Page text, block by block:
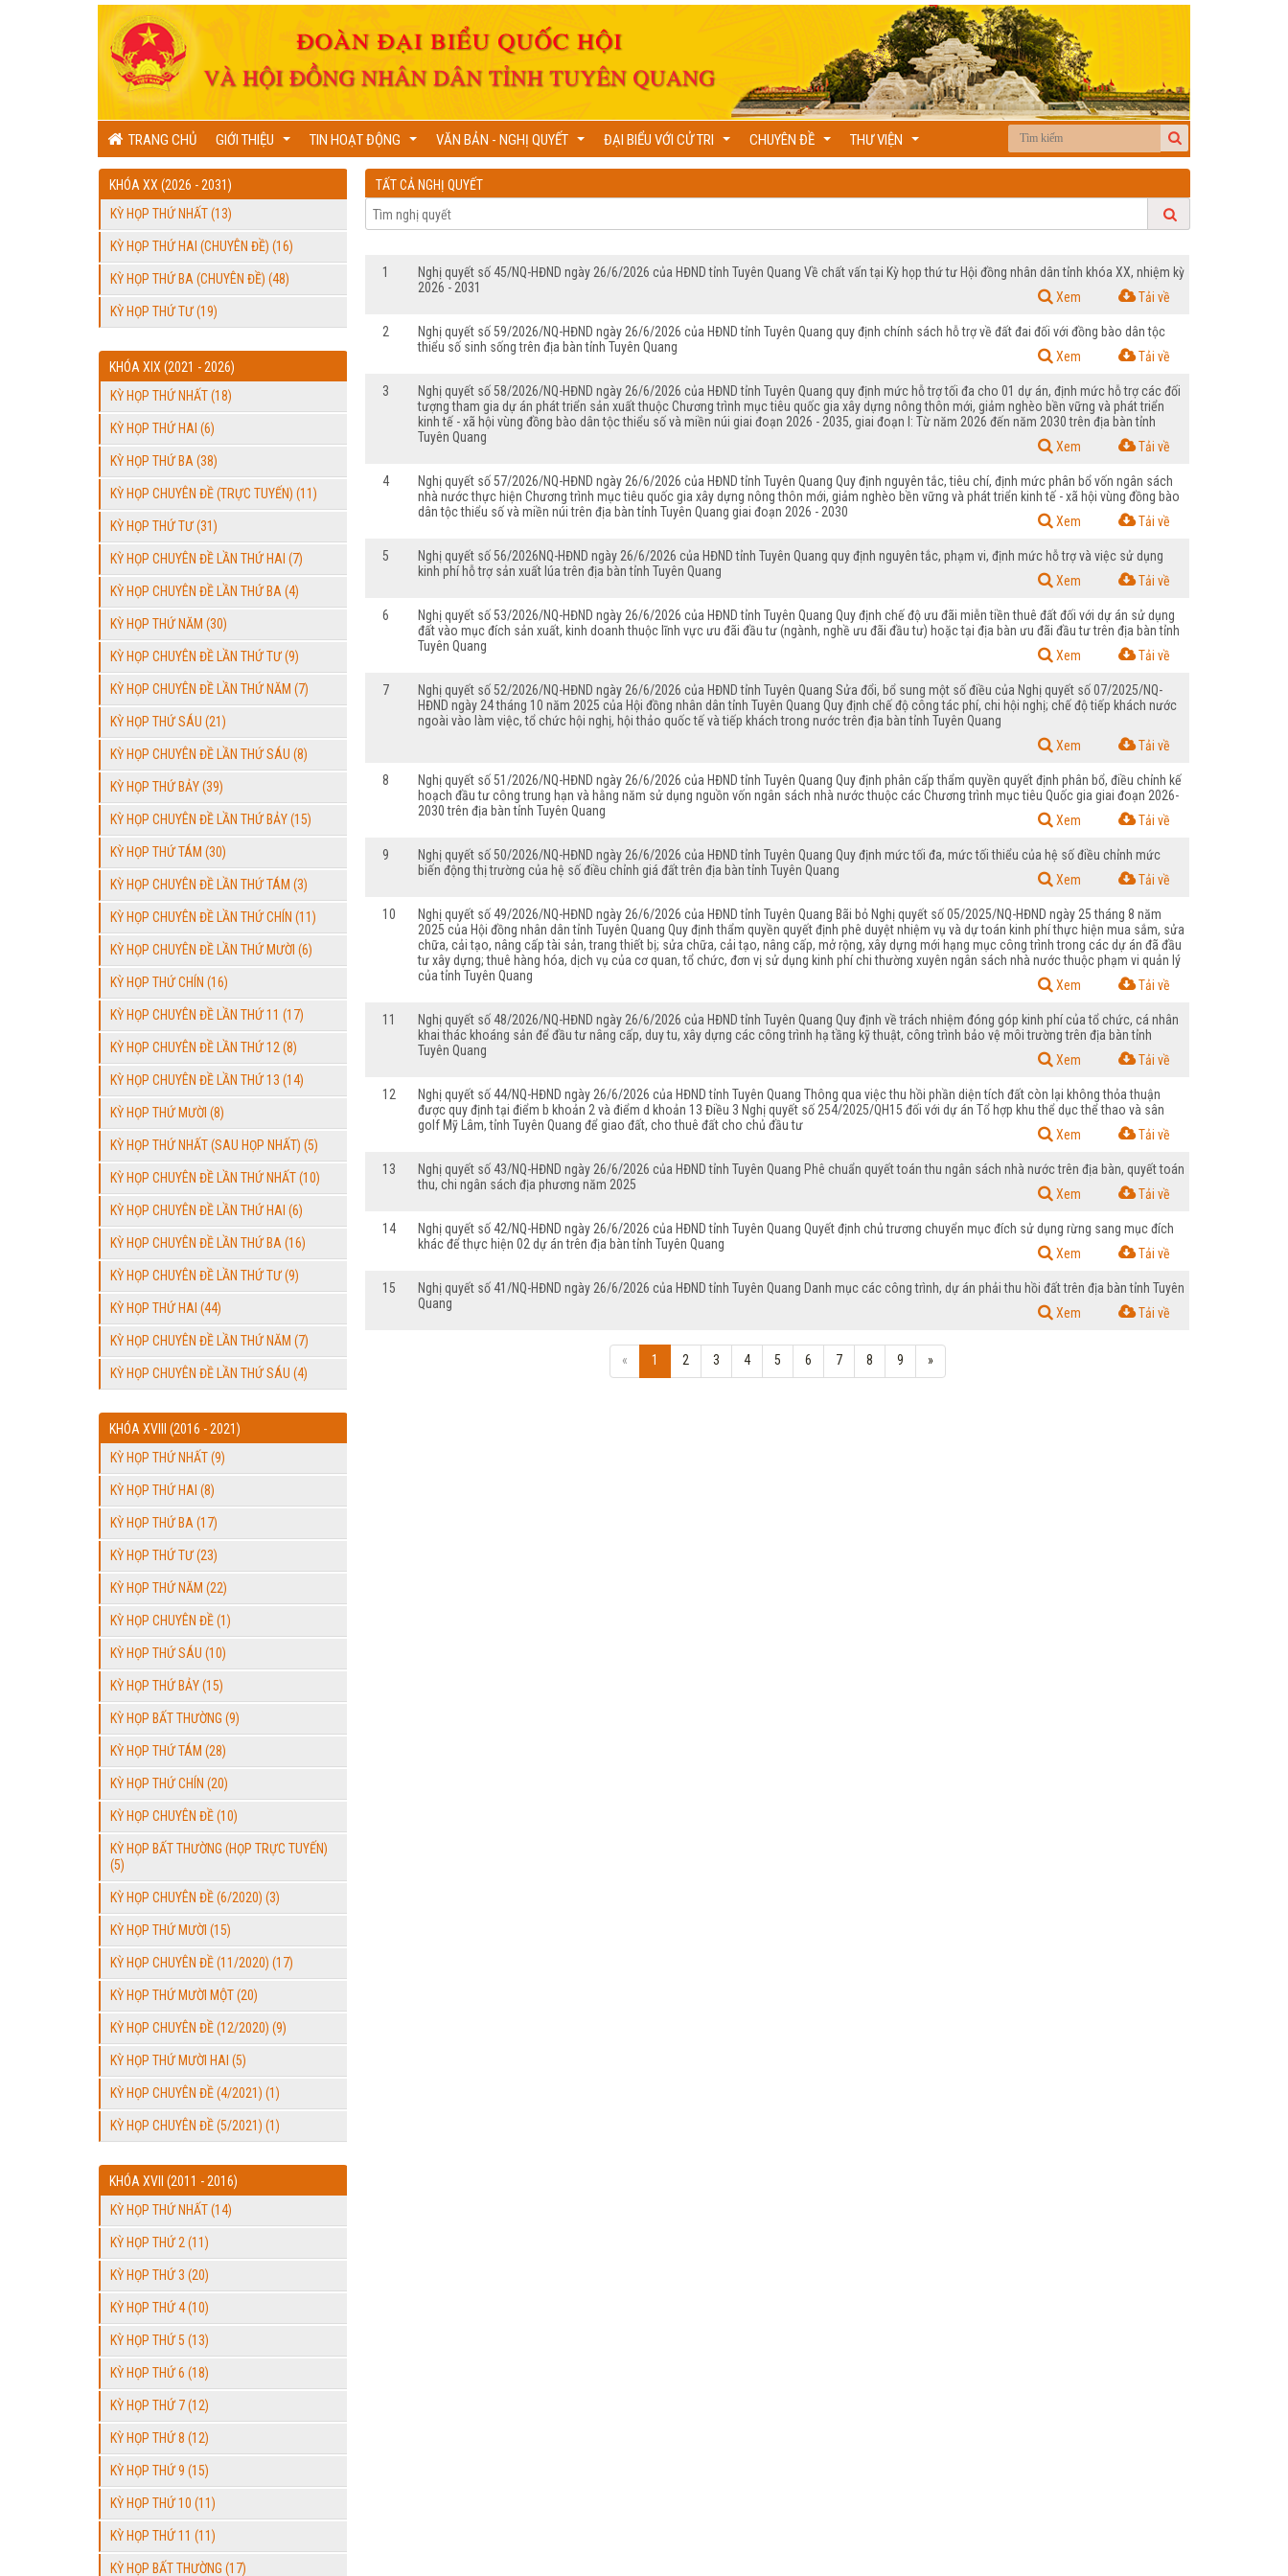
TRANG CHỦ GIỚI THIỆU
...
TIN HOẠT ĐỘNG
...
VĂN BẢN - NGHỊ QUYẾT
...
ĐẠI BIỂU VỚI CỬ TRI
...
CHUYÊN ĐỀ
...
THƯ VIỆN
...
KHÓA XX (2026 - 2031)
KỲ HỌP THỨ NHẤT (13)
KỲ HỌP THỨ HAI (CHUYÊN ĐỀ) (16)
KỲ HỌP THỨ BA (CHUYÊN ĐỀ) (48)
KỲ HỌP THỨ TƯ (19)
KHÓA XIX (2021 - 2026)
KỲ HỌP THỨ NHẤT (18)
KỲ HỌP THỨ HAI (6)
KỲ HỌP THỨ BA (38)
KỲ HỌP CHUYÊN ĐỀ (TRỰC TUYẾN) (11)
KỲ HỌP THỨ TƯ (31)
KỲ HỌP CHUYÊN ĐỀ LẦN THỨ HAI (7)
KỲ HỌP CHUYÊN ĐỀ LẦN THỨ BA (4)
KỲ HỌP THỨ NĂM (30)
KỲ HỌP CHUYÊN ĐỀ LẦN THỨ TƯ (9)
KỲ HỌP CHUYÊN ĐỀ LẦN THỨ NĂM (7)
KỲ HỌP THỨ SÁU (21)
KỲ HỌP CHUYÊN ĐỀ LẦN THỨ SÁU (8)
KỲ HỌP THỨ BẢY (39)
KỲ HỌP CHUYÊN ĐỀ LẦN THỨ BẢY (15)
KỲ HỌP THỨ TÁM (30)
KỲ HỌP CHUYÊN ĐỀ LẦN THỨ TÁM (3)
KỲ HỌP CHUYÊN ĐỀ LẦN THỨ CHÍN (11)
KỲ HỌP CHUYÊN ĐỀ LẦN THỨ MƯỜI (6)
KỲ HỌP THỨ CHÍN (16)
KỲ HỌP CHUYÊN ĐỀ LẦN THỨ 11 (17)
KỲ HỌP CHUYÊN ĐỀ LẦN THỨ 12 (8)
KỲ HỌP CHUYÊN ĐỀ LẦN THỨ 13 (14)
KỲ HỌP THỨ MƯỜI (8)
KỲ HỌP THỨ NHẤT (SAU HỌP NHẤT) (5)
KỲ HỌP CHUYÊN ĐỀ LẦN THỨ NHẤT (10)
KỲ HỌP CHUYÊN ĐỀ LẦN THỨ HAI (6)
KỲ HỌP CHUYÊN ĐỀ LẦN THỨ BA (16)
KỲ HỌP CHUYÊN ĐỀ LẦN THỨ TƯ (9)
KỲ HỌP THỨ HAI (44)
KỲ HỌP CHUYÊN ĐỀ LẦN THỨ NĂM (7)
KỲ HỌP CHUYÊN ĐỀ LẦN THỨ SÁU (4)
KHÓA XVIII (2016 - 2021)
KỲ HỌP THỨ NHẤT (9)
KỲ HỌP THỨ HAI (8)
KỲ HỌP THỨ BA (17)
KỲ HỌP THỨ TƯ (23)
KỲ HỌP THỨ NĂM (22)
KỲ HỌP CHUYÊN ĐỀ (1)
KỲ HỌP THỨ SÁU (10)
KỲ HỌP THỨ BẢY (15)
KỲ HỌP BẤT THƯỜNG (9)
KỲ HỌP THỨ TÁM (28)
KỲ HỌP THỨ CHÍN (20)
KỲ HỌP CHUYÊN ĐỀ (10)
KỲ HỌP BẤT THƯỜNG (HỌP TRỰC TUYẾN)
(5)
KỲ HỌP CHUYÊN ĐỀ (6/2020) (3)
KỲ HỌP THỨ MƯỜI (15)
KỲ HỌP CHUYÊN ĐỀ (11/2020) (17)
KỲ HỌP THỨ MƯỜI MỘT (20)
KỲ HỌP CHUYÊN ĐỀ (12/2020) (9)
KỲ HỌP THỨ MƯỜI HAI (5)
KỲ HỌP CHUYÊN ĐỀ (4/2021) (1)
KỲ HỌP CHUYÊN ĐỀ (5/2021) (1)
KHÓA XVII (2011 - 2016)
KỲ HỌP THỨ NHẤT (14)
KỲ HỌP THỨ 2 (11)
KỲ HỌP THỨ 3 (20)
KỲ HỌP THỨ 4 (10)
KỲ HỌP THỨ 5 (13)
KỲ HỌP THỨ 6 (18)
KỲ HỌP THỨ 7 (12)
KỲ HỌP THỨ 8 (12)
KỲ HỌP THỨ 9 (15)
KỲ HỌP THỨ 10 (11)
KỲ HỌP THỨ 11 (11)
KỲ HỌP BẤT THƯỜNG (17)
TẤT CẢ NGHỊ QUYẾT
1
Nghị quyết số 45/NQ-HĐND ngày 26/6/2026 của HĐND tỉnh Tuyên Quang Về chất vấn tại Kỳ họp thứ tư Hội đồng nhân dân tỉnh khóa XX, nhiệm kỳ
2026 - 2031
Xem Tải về
2
Nghị quyết số 59/2026/NQ-HĐND ngày 26/6/2026 của HĐND tỉnh Tuyên Quang quy định chính sách hỗ trợ về đất đai đối với đồng bào dân tộc
thiểu số sinh sống trên địa bàn tỉnh Tuyên Quang
Xem Tải về
3
Nghị quyết số 58/2026/NQ-HĐND ngày 26/6/2026 của HĐND tỉnh Tuyên Quang quy định mức hỗ trợ tối đa cho 01 dự án, định mức hỗ trợ các đối
tượng tham gia dự án phát triển sản xuất thuộc Chương trình mục tiêu quốc gia xây dựng nông thôn mới, giảm nghèo bền vững và phát triển
kinh tế - xã hội vùng đồng bào dân tộc thiểu số và miền núi giai đoạn 2026 - 2035, giai đoạn I: Từ năm 2026 đến năm 2030 trên địa bàn tỉnh
Tuyên Quang
Xem Tải về
4
Nghị quyết số 57/2026/NQ-HĐND ngày 26/6/2026 của HĐND tỉnh Tuyên Quang Quy định nguyên tắc, tiêu chí, định mức phân bổ vốn ngân sách
nhà nước thực hiện Chương trình mục tiêu quốc gia xây dựng nông thôn mới, giảm nghèo bền vững và phát triển kinh tế - xã hội vùng đồng bào
dân tộc thiểu số và miền núi trên địa bàn tỉnh Tuyên Quang giai đoạn 2026 - 2030
Xem Tải về
5
Nghị quyết số 56/2026NQ-HĐND ngày 26/6/2026 của HĐND tỉnh Tuyên Quang quy định nguyên tắc, phạm vi, định mức hỗ trợ và việc sử dụng
kinh phí hỗ trợ sản xuất lúa trên địa bàn tỉnh Tuyên Quang
Xem Tải về
6
Nghị quyết số 53/2026/NQ-HĐND ngày 26/6/2026 của HĐND tỉnh Tuyên Quang Quy định chế độ ưu đãi miễn tiền thuê đất đối với dự án sử dụng
đất vào mục đích sản xuất, kinh doanh thuộc lĩnh vực ưu đãi đầu tư (ngành, nghề ưu đãi đầu tư) hoặc tại địa bàn ưu đãi đầu tư trên địa bàn tỉnh
Tuyên Quang
Xem Tải về
7
Nghị quyết số 52/2026/NQ-HĐND ngày 26/6/2026 của HĐND tỉnh Tuyên Quang Sửa đổi, bổ sung một số điều của Nghị quyết số 07/2025/NQ-
HĐND ngày 24 tháng 10 năm 2025 của Hội đồng nhân dân tỉnh Tuyên Quang Quy định chế độ công tác phí, chi hội nghị; chế độ tiếp khách nước
ngoài vào làm việc, tổ chức hội nghị, hội thảo quốc tế và tiếp khách trong nước trên địa bàn tỉnh Tuyên Quang
Xem
Tải về
8
Nghị quyết số 51/2026/NQ-HĐND ngày 26/6/2026 của HĐND tỉnh Tuyên Quang Quy định phân cấp thẩm quyền quyết định phân bổ, điều chỉnh kế
hoạch đầu tư công trung hạn và hằng năm sử dụng nguồn vốn ngân sách nhà nước thuộc các Chương trình mục tiêu Quốc gia giai đoạn 2026-
2030 trên địa bàn tỉnh Tuyên Quang
Xem Tải về
9
Nghị quyết số 50/2026/NQ-HĐND ngày 26/6/2026 của HĐND tỉnh Tuyên Quang Quy định mức tối đa, mức tối thiểu của hệ số điều chỉnh mức
biến động thị trường của hệ số điều chỉnh giá đất trên địa bàn tỉnh Tuyên Quang
Xem Tải về
10
Nghị quyết số 49/2026/NQ-HĐND ngày 26/6/2026 của HĐND tỉnh Tuyên Quang Bãi bỏ Nghị quyết số 05/2025/NQ-HĐND ngày 25 tháng 8 năm
2025 của Hội đồng nhân dân tỉnh Tuyên Quang Quy định thẩm quyền quyết định phê duyệt nhiệm vụ và dự toán kinh phí thực hiện mua sắm, sửa
chữa, cải tạo, nâng cấp tài sản, trang thiết bị; sửa chữa, cải tạo, nâng cấp, mở rộng, xây dựng mới hạng mục công trình trong các dự án đã đầu
tư xây dựng; thuê hàng hóa, dịch vụ của cơ quan, tổ chức, đơn vị sử dụng kinh phí chi thường xuyên ngân sách nhà nước thuộc phạm vi quản lý
của tỉnh Tuyên Quang
Xem Tải về
11
Nghị quyết số 48/2026/NQ-HĐND ngày 26/6/2026 của HĐND tỉnh Tuyên Quang Quy định về trách nhiệm đóng góp kinh phí của tổ chức, cá nhân
khai thác khoáng sản để đầu tư nâng cấp, duy tu, xây dựng các công trình hạ tầng kỹ thuật, công trình bảo vệ môi trường trên địa bàn tỉnh
Tuyên Quang
Xem Tải về
12
Nghị quyết số 44/NQ-HĐND ngày 26/6/2026 của HĐND tỉnh Tuyên Quang Thông qua việc thu hồi phần diện tích đất còn lại không thỏa thuận
được quy định tại điểm b khoản 2 và điểm d khoản 13 Điều 3 Nghị quyết số 254/2025/QH15 đối với dự án Tổ hợp khu thể dục thể thao và sân
golf Mỹ Lâm, tỉnh Tuyên Quang để giao đất, cho thuê đất cho chủ đầu tư
Xem Tải về
13
Nghị quyết số 43/NQ-HĐND ngày 26/6/2026 của HĐND tỉnh Tuyên Quang Phê chuẩn quyết toán thu ngân sách nhà nước trên địa bàn, quyết toán
thu, chi ngân sách địa phương năm 2025
Xem Tải về
14
Nghị quyết số 42/NQ-HĐND ngày 26/6/2026 của HĐND tỉnh Tuyên Quang Quyết định chủ trương chuyển mục đích sử dụng rừng sang mục đích
khác để thực hiện 02 dự án trên địa bàn tỉnh Tuyên Quang
Xem Tải về
15
Nghị quyết số 41/NQ-HĐND ngày 26/6/2026 của HĐND tỉnh Tuyên Quang Danh mục các công trình, dự án phải thu hồi đất trên địa bàn tỉnh Tuyên
Quang
Xem Tải về
« 1 2 3 4 5 6 7 8 9 »